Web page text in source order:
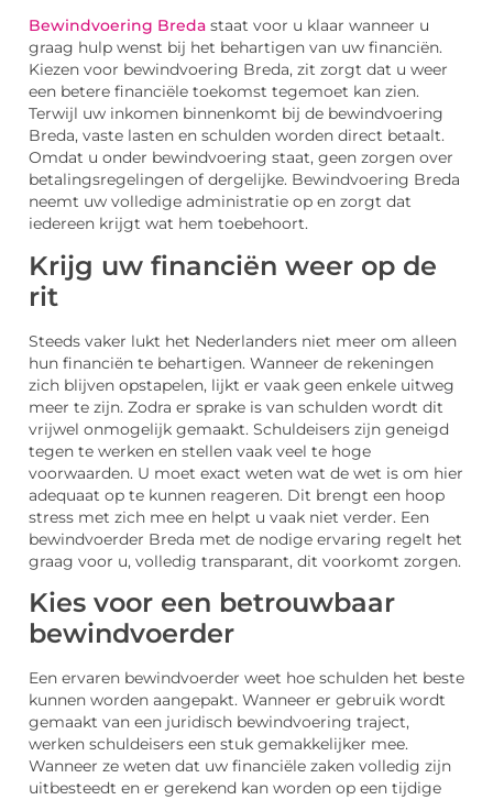
Bewindvoering Breda staat voor u klaar wanneer u
graag hulp wenst bij het behartigen van uw financiën.
Kiezen voor bewindvoering Breda, zit zorgt dat u weer
een betere financiële toekomst tegemoet kan zien.
Terwijl uw inkomen binnenkomt bij de bewindvoering
Breda, vaste lasten en schulden worden direct betaalt.
Omdat u onder bewindvoering staat, geen zorgen over
betalingsregelingen of dergelijke. Bewindvoering Breda
neemt uw volledige administratie op en zorgt dat
iedereen krijgt wat hem toebehoort.
Krijg uw financiën weer op de
rit
Steeds vaker lukt het Nederlanders niet meer om alleen
hun financiën te behartigen. Wanneer de rekeningen
zich blijven opstapelen, lijkt er vaak geen enkele uitweg
meer te zijn. Zodra er sprake is van schulden wordt dit
vrijwel onmogelijk gemaakt. Schuldeisers zijn geneigd
tegen te werken en stellen vaak veel te hoge
voorwaarden. U moet exact weten wat de wet is om hier
adequaat op te kunnen reageren. Dit brengt een hoop
stress met zich mee en helpt u vaak niet verder. Een
bewindvoerder Breda met de nodige ervaring regelt het
graag voor u, volledig transparant, dit voorkomt zorgen.
Kies voor een betrouwbaar
bewindvoerder
Een ervaren bewindvoerder weet hoe schulden het beste
kunnen worden aangepakt. Wanneer er gebruik wordt
gemaakt van een juridisch bewindvoering traject,
werken schuldeisers een stuk gemakkelijker mee.
Wanneer ze weten dat uw financiële zaken volledig zijn
uitbesteedt en er gerekend kan worden op een tijdige